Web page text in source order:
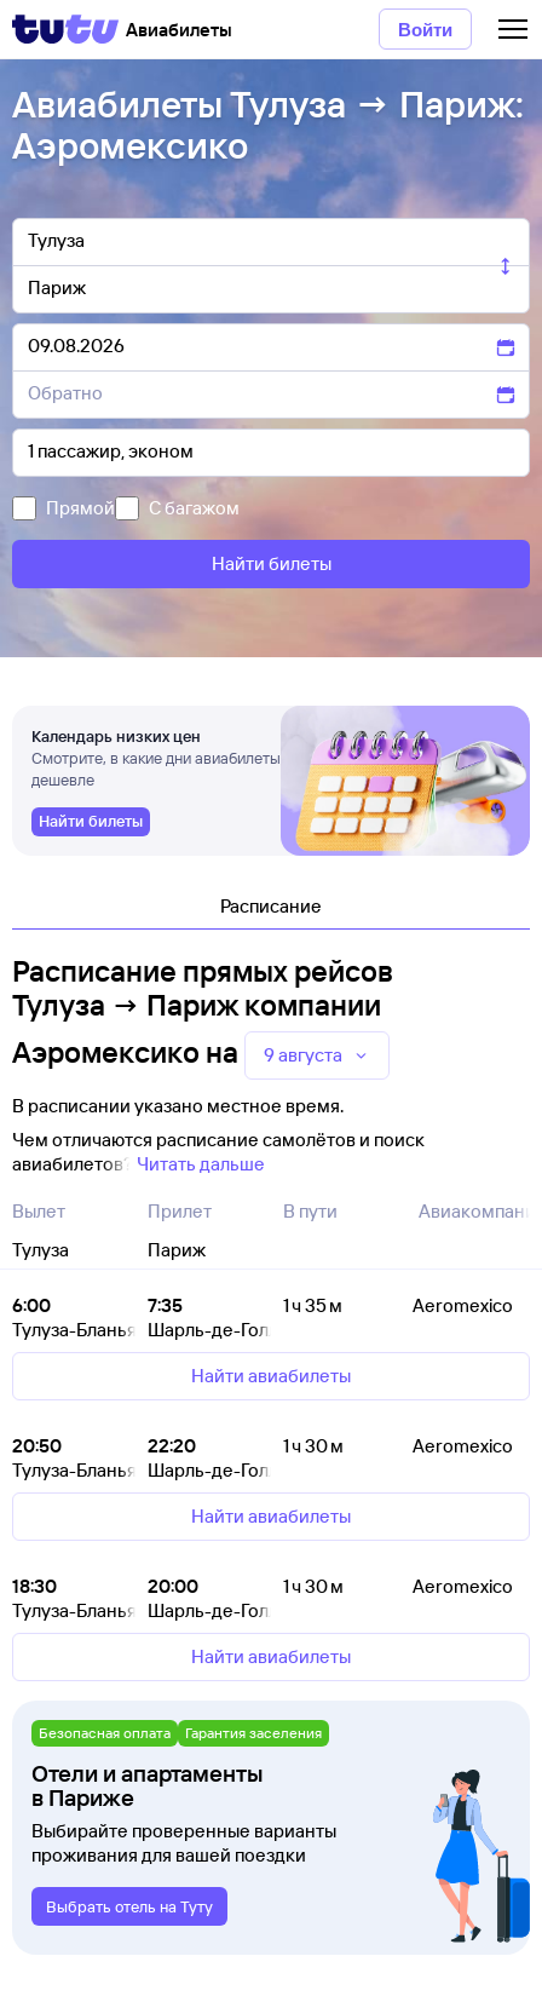
Авиабилеты Войти
Авиабилеты Тулуза → Париж:
Аэромексико
Прямой С багажом
Найти билеты
Календарь низких цен
Смотрите, в какие дни авиабилеты
дешевле
Найти билеты
Расписание
Расписание прямых рейсов
Тулуза → Париж компании
Аэромексико на 9 августа
В расписании указано местное время.
Чем отличаются расписание самолётов и поиск
авиабилетов? Читать дальше
Вылет
Тулуза
Прилет
Париж
В пути
6:00
Тулуза-Бланьяк
7:35
Шарль-де-Голль
1 ч 35 м Aeromexico
Найти авиабилеты
20:50
Тулуза-Бланьяк
22:20
Шарль-де-Голль
1 ч 30 м Aeromexico
Найти авиабилеты
18:30
Тулуза-Бланьяк
20:00
Шарль-де-Голль
1 ч 30 м Aeromexico
Найти авиабилеты
Безопасная оплата Гарантия заселения
Отели и апартаменты
в Париже
Выбирайте проверенные варианты
проживания для вашей поездки
Выбрать отель на Туту